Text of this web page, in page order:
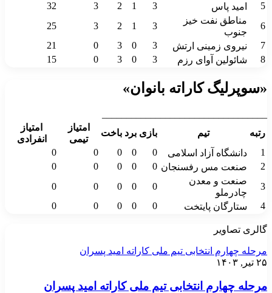
5
امید پاس 3
1
2
3
32
6
مناطق نفت خیز
جنوب
3
1
2
3
25
7
نیروی زمینی ارتش 3
0
3
0
21
8
شائولین آوای رزم 3
0
3
0
15
«سوپرلیگ کاراته بانوان»
رتبه
تیم بازی برد باخت
امتیاز
تیمی
امتیاز
انفرادی
1
دانشگاه آزاد اسلامی 0
0
0
0
0
2
صنعت مس رفسنجان 0
0
0
0
0
3
صنعت و معدن
چادرملو
0
0
0
0
0
4
ستارگان پایتخت 0
0
0
0
0
گالری تصاویر
مرحله چهارم انتخابی تیم ملی کاراته امید پسران
۲۵ تیر, ۱۴۰۳
مرحله چهارم انتخابی تیم ملی کاراته امید پسران